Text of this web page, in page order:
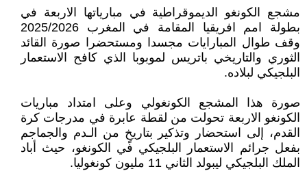
مشجع الكونغو الديموقراطية في مبارياتها الاربعة في
بطولة امم افريقيا المقامة في المغرب 2025/2026
وقف طوال المبارايات مجسدا ومستحضرا صورة القائد
الثوري والتاريخي باتريس لموبوبا الذي كافح الاستعمار
البلجيكي لبلاده.
صورة هذا المشجع الكونغولي وعلى امتداد مباريات
الكونغو الاربعة تحولت من لقطة عابرة في مدرجات كرة
القدم، إلى استحضار وتذكير بتاريخٍ من الـدم والجماجم
بفعل جرائم الاستعمار البلجيكي في الكونغو، حيث أباد
الملك البلجيكي ليبولد الثاني 11 مليون كونغوليا.